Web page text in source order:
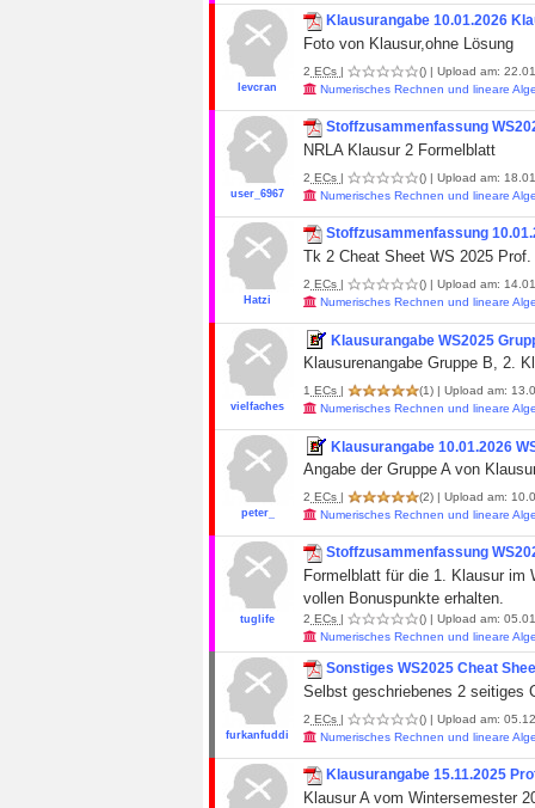
levcran
Klausurangabe 10.01.2026
Foto von Klausur,ohne Lösung
2 ECs | () | Upload am:
Numerisches Rechnen und lineare
user_6967
Stoffzusammenfassung
NRLA Klausur 2 Formelblatt
2 ECs | () | Upload am:
Numerisches Rechnen und lineare
Hatzi
Stoffzusammenfassung
Tk 2 Cheat Sheet WS 2025
2 ECs | () | Upload am:
Numerisches Rechnen und lineare
vielfaches
Klausurangabe WS2025
Klausurenangabe Gruppe B, 2.
1 ECs | (1) | Upload am:
Numerisches Rechnen und lineare
peter_
Klausurangabe 10.01.2026
Angabe der Gruppe A von
2 ECs | (2) | Upload am:
Numerisches Rechnen und lineare
tuglife
Stoffzusammenfassung
Formelblatt für die 1. Klausur im
vollen Bonuspunkte erhalten.
2 ECs | () | Upload am:
Numerisches Rechnen und lineare
furkanfuddi
Sonstiges WS2025 Cheat
Selbst geschriebenes 2 seitiges
2 ECs | () | Upload am:
Numerisches Rechnen und lineare
Klausurangabe 15.11.2025
Klausur A vom Wintersemester